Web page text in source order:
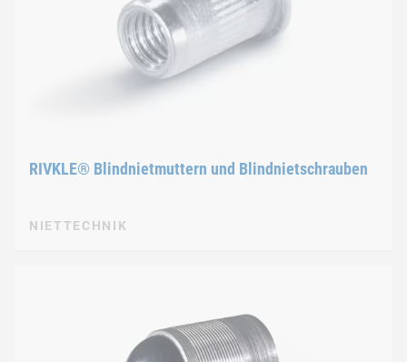
RIVKLE® Blindnietmuttern und Blindnietschrauben
NIETTECHNIK